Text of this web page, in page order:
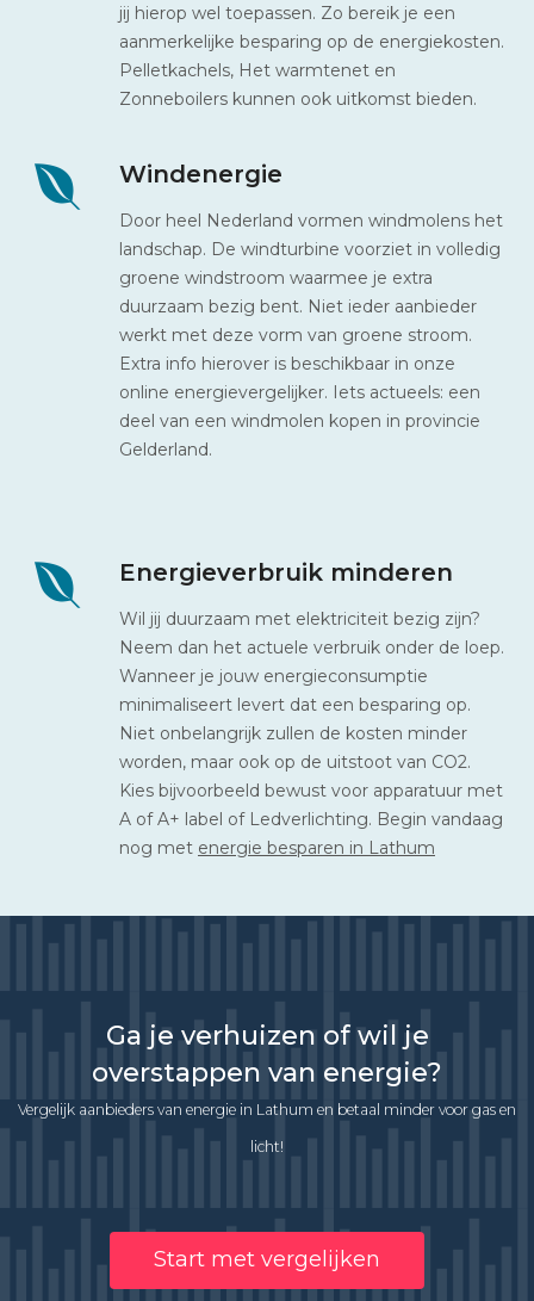
jij hierop wel toepassen. Zo bereik je een
aanmerkelijke besparing op de energiekosten.
Pelletkachels, Het warmtenet en
Zonneboilers kunnen ook uitkomst bieden.
Windenergie
Door heel Nederland vormen windmolens het
landschap. De windturbine voorziet in volledig
groene windstroom waarmee je extra
duurzaam bezig bent. Niet ieder aanbieder
werkt met deze vorm van groene stroom.
Extra info hierover is beschikbaar in onze
online energievergelijker. Iets actueels: een
deel van een windmolen kopen in provincie
Gelderland.
Energieverbruik minderen
Wil jij duurzaam met elektriciteit bezig zijn?
Neem dan het actuele verbruik onder de loep.
Wanneer je jouw energieconsumptie
minimaliseert levert dat een besparing op.
Niet onbelangrijk zullen de kosten minder
worden, maar ook op de uitstoot van CO2.
Kies bijvoorbeeld bewust voor apparatuur met
A of A+ label of Ledverlichting. Begin vandaag
nog met energie besparen in Lathum
Ga je verhuizen of wil je
overstappen van energie?
Vergelijk aanbieders van energie in Lathum en betaal minder voor gas en
licht!
Start met vergelijken